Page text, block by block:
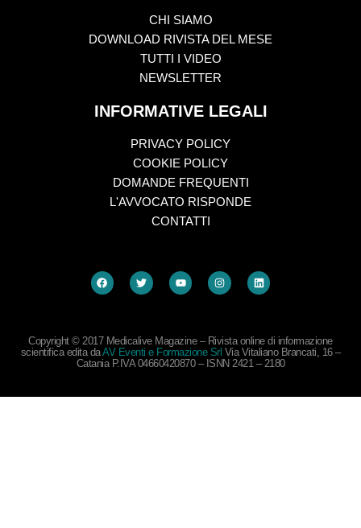
CHI SIAMO
DOWNLOAD RIVISTA DEL MESE
TUTTI I VIDEO
NEWSLETTER
INFORMATIVE LEGALI
PRIVACY POLICY
COOKIE POLICY
DOMANDE FREQUENTI
L'AVVOCATO RISPONDE
CONTATTI
Copyright © 2017 Medicalive Magazine – Rivista online di informazione
scientifica edita daAV Eventi e Formazione Srl Via Vitaliano Brancati, 16 –
Catania P.IVA 04660420870 – ISNN 2421 – 2180